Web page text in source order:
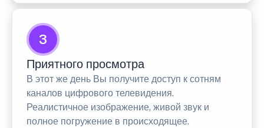
3
Приятного просмотра
В этот же день Вы получите доступ к сотням
каналов цифрового телевидения.
Реалистичное изображение, живой звук и
полное погружение в происходящее.